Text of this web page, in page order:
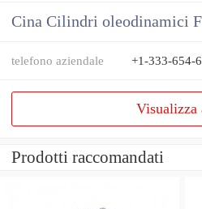
Cina Cilindri oleodinamici
telefono aziendale +1-333-654-
Visualizza
Prodotti raccomandati